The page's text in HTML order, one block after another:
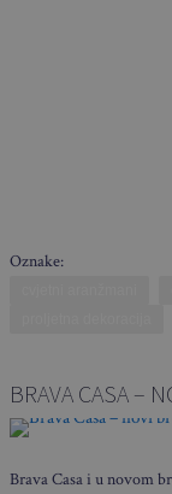
Oznake:
BRAVA CASA –
Brava Casa i u novom